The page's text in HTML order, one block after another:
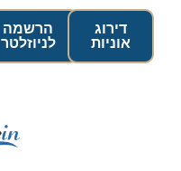
הרשמה
לניוזלטר
דירוג
אוניות